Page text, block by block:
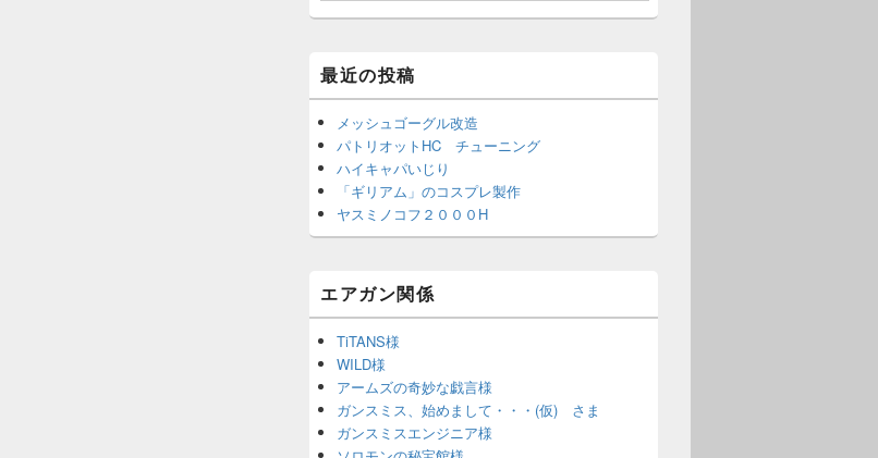
最近の投稿
メッシュゴーグル改造
パトリオットHC チューニング
ハイキャパいじり
「ギリアム」のコスプレ製作
ヤスミノコフ２０００H
エアガン関係
TiTANS様
WILD様
アームズの奇妙な戯言様
ガンスミス、始めまして・・・(仮) さま
ガンスミスエンジニア様